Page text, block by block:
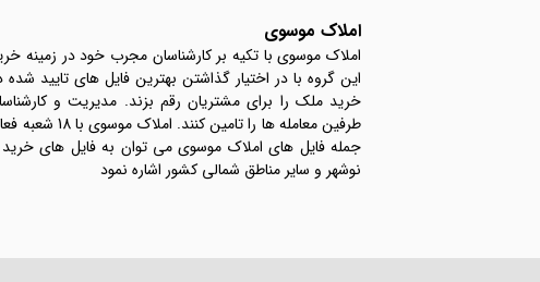
املاک موسوی
املاک موسوی با تکیه بر کارشناسان مجرب خود در زمینه
این گروه با در اختیار گذاشتن بهترین فایل های تایید
خرید ملک را برای مشتریان رقم بزند. مدیریت و
طرفین معامله
جمله فایل های املاک موسوی می توان به فایل های خرید
نوشهر و سایر مناطق شمالی کشور اشاره نمود